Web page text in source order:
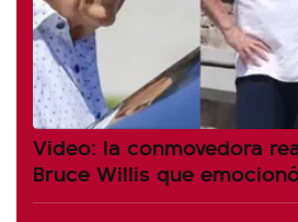
Video: la conmovedora
Bruce Willis que